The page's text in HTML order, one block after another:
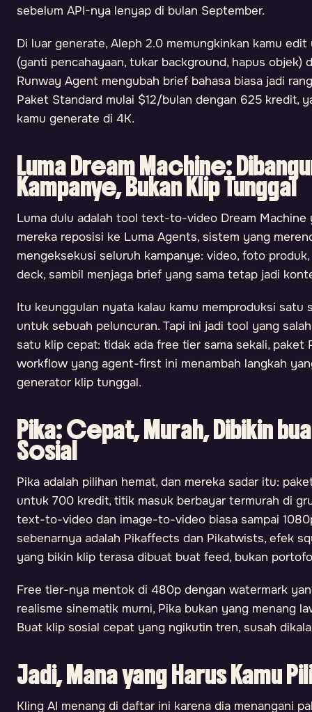
sebelum API-nya lenyap di bulan September.
Di luar generate, Aleph 2.0 memungkinkan kamu
(ganti pencahayaan, tukar background, hapus objek)
Runway Agent mengubah brief bahasa biasa jadi
Paket Standard mulai $12/bulan dengan 625 kredit,
kamu generate di 4K.
Luma Dream Machine:
Kampanye, Bukan Klip Tunggal
Luma dulu adalah tool text-to-video Dream Machine
mereka reposisi ke Luma Agents, sistem yang
mengeksekusi seluruh kampanye: video, foto
deck, sambil menjaga brief yang sama tetap jadi
Itu keunggulan nyata kalau kamu memproduksi
untuk sebuah peluncuran. Tapi ini jadi tool yang
satu klip cepat: tidak ada free tier sama sekali, paket
workflow yang agent-first ini menambah langkah
generator klip tunggal.
Pika: Cepat, Murah, Dibikin
Sosial
Pika adalah pilihan hemat, dan mereka sadar itu:
untuk 700 kredit, titik masuk berbayar termurah di
text-to-video dan image-to-video biasa sampai
sebenarnya adalah Pikaffects dan Pikatwists, efek
yang bikin klip terasa dibuat buat feed, bukan
Free tier-nya mentok di 480p dengan watermark
realisme sinematik murni, Pika bukan yang menang
Buat klip sosial cepat yang ngikutin tren, susah
Jadi, Mana yang Harus Kamu
Kling AI menang di daftar ini karena dia menangani